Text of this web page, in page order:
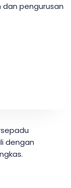
pengurusan
dengan